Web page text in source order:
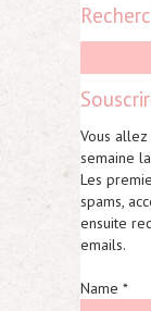
Vous
semaine
Les
spams,
ensuite
emails.
Name *